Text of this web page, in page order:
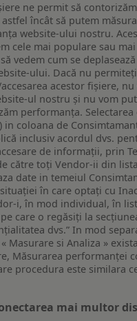
ne permit să
încât să putem
website-ului nostru.
cele mai populare sau
vedem cum se
ului. Dacă nu permiteți
acestor fișiere,
ul nostru și nu vom
performanța.
in coloana de
inclusiv acordul dvs.
de informații, prin
către toți Vendor-ii din
date in temeiul
în care optați cu
i, în mod individual, în
care o regăsiți la
dvs.” In mod
Masurare si Analiza »
Măsurarea performanței
procedura este similara
mai multor